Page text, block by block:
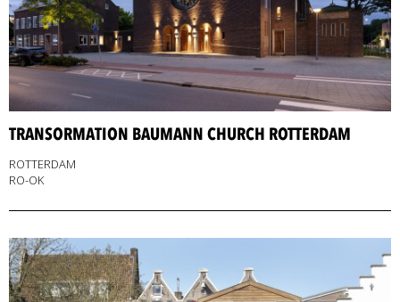
TRANSORMATION BAUMANN CHURCH ROTTERDAM
ROTTERDAM
RO-OK